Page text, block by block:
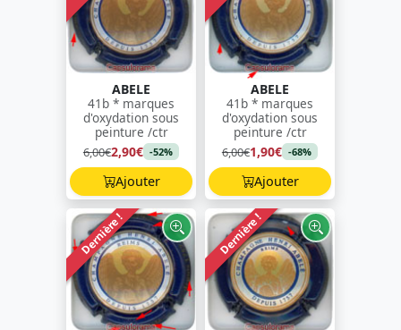
ABELE
41b * marques
d'oxydation sous
peinture /ctr
6,00€2,90€ -52%
Ajouter
ABELE
41b * marques
d'oxydation sous
peinture /ctr
6,00€1,90€ -68%
Ajouter
Dernière ! Dernière !